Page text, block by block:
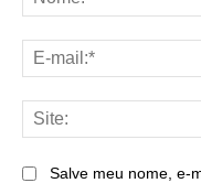
Salve meu nome, e-